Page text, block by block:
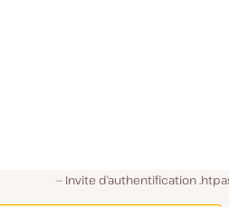
Invite d’authentification